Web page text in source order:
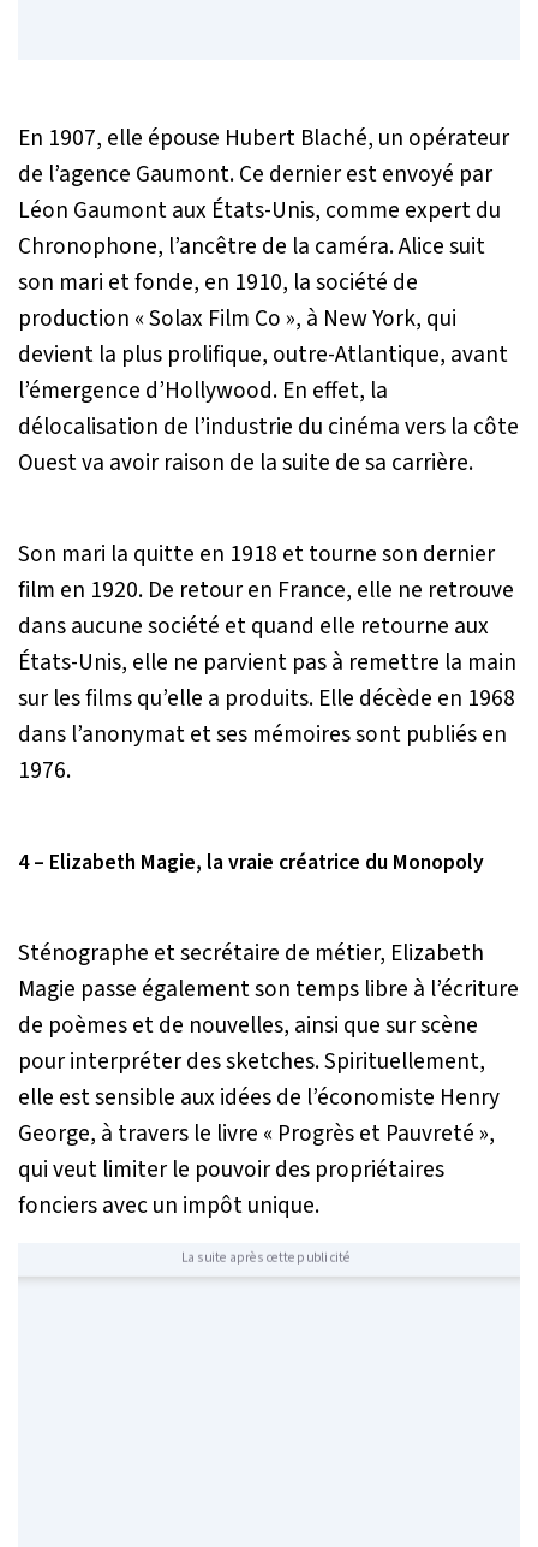
En 1907, elle épouse Hubert Blaché, un opérateur
de l’agence Gaumont. Ce dernier est envoyé par
Léon Gaumont aux États-Unis, comme expert du
Chronophone, l’ancêtre de la caméra. Alice suit
son mari et fonde, en 1910, la société de
production « Solax Film Co », à New York, qui
devient la plus prolifique, outre-Atlantique, avant
l’émergence d’Hollywood. En effet, la
délocalisation de l’industrie du cinéma vers la côte
Ouest va avoir raison de la suite de sa carrière.
Son mari la quitte en 1918 et tourne son dernier
film en 1920. De retour en France, elle ne retrouve
dans aucune société et quand elle retourne aux
États-Unis, elle ne parvient pas à remettre la main
sur les films qu’elle a produits. Elle décède en 1968
dans l’anonymat et ses mémoires sont publiés en
1976.
4 – Elizabeth Magie, la vraie créatrice du Monopoly
Sténographe et secrétaire de métier, Elizabeth
Magie passe également son temps libre à l’écriture
de poèmes et de nouvelles, ainsi que sur scène
pour interpréter des sketches. Spirituellement,
elle est sensible aux idées de l’économiste Henry
George, à travers le livre « Progrès et Pauvreté »,
qui veut limiter le pouvoir des propriétaires
fonciers avec un impôt unique.
La suite après cette publicité